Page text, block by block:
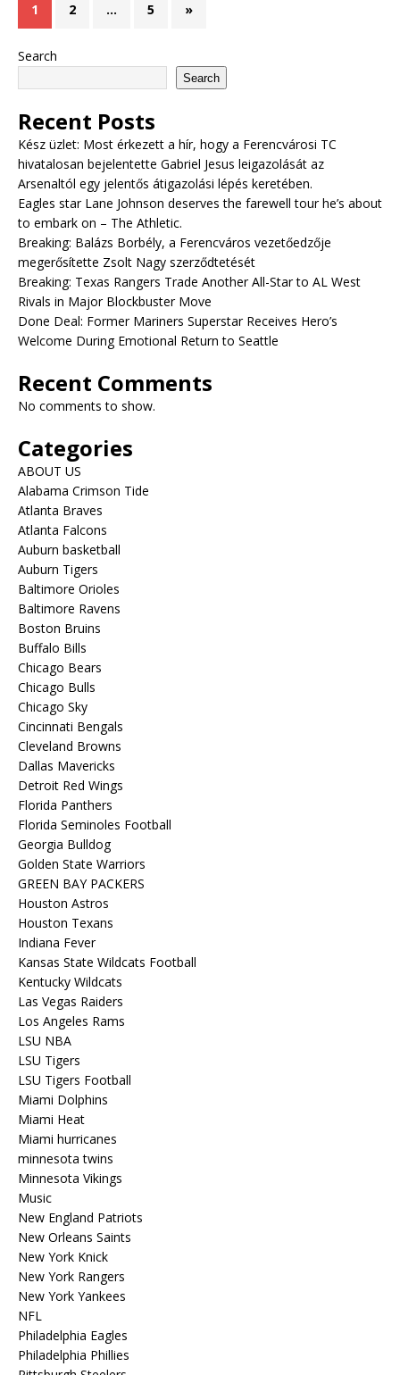
1 2 … 5 »
Search
Search
Recent Posts
Kész üzlet: Most érkezett a hír, hogy a Ferencvárosi TC
hivatalosan bejelentette Gabriel Jesus leigazolását az
Arsenaltól egy jelentős átigazolási lépés keretében.
Eagles star Lane Johnson deserves the farewell tour he’s about
to embark on – The Athletic.
Breaking: Balázs Borbély, a Ferencváros vezetőedzője
megerősítette Zsolt Nagy szerződtetését
Breaking: Texas Rangers Trade Another All-Star to AL West
Rivals in Major Blockbuster Move
Done Deal: Former Mariners Superstar Receives Hero’s
Welcome During Emotional Return to Seattle
Recent Comments
No comments to show.
Categories
ABOUT US
Alabama Crimson Tide
Atlanta Braves
Atlanta Falcons
Auburn basketball
Auburn Tigers
Baltimore Orioles
Baltimore Ravens
Boston Bruins
Buffalo Bills
Chicago Bears
Chicago Bulls
Chicago Sky
Cincinnati Bengals
Cleveland Browns
Dallas Mavericks
Detroit Red Wings
Florida Panthers
Florida Seminoles Football
Georgia Bulldog
Golden State Warriors
GREEN BAY PACKERS
Houston Astros
Houston Texans
Indiana Fever
Kansas State Wildcats Football
Kentucky Wildcats
Las Vegas Raiders
Los Angeles Rams
LSU NBA
LSU Tigers
LSU Tigers Football
Miami Dolphins
Miami Heat
Miami hurricanes
minnesota twins
Minnesota Vikings
Music
New England Patriots
New Orleans Saints
New York Knick
New York Rangers
New York Yankees
NFL
Philadelphia Eagles
Philadelphia Phillies